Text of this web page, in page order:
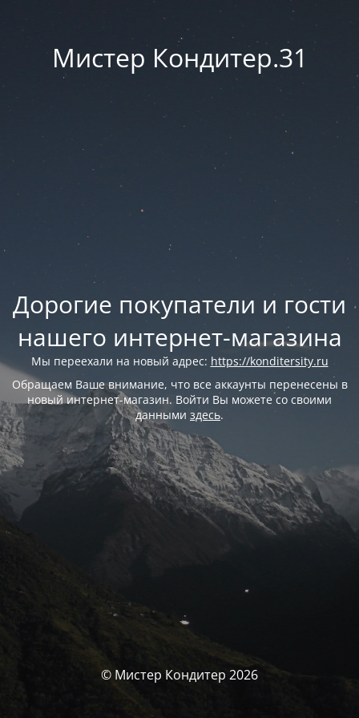
Мистер Кондитер.31
Дорогие покупатели и гости
нашего интернет-магазина
Мы переехали на новый адрес: https://konditersity.ru
Обращаем Ваше внимание, что все аккаунты перенесены в
новый интернет-магазин. Войти Вы можете со своими
данными здесь.
© Мистер Кондитер 2026